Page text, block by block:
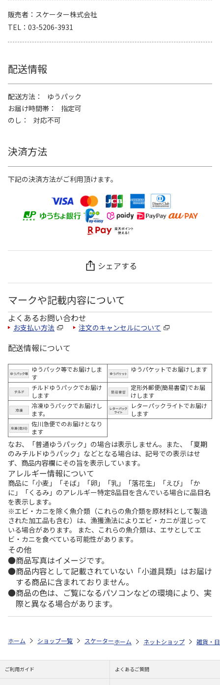
販売者
スケーター株式会社
TEL
03-5206-3931
配送情報
配送方法
ゆうパック
お届け時間帯
指定可
のし
対応不可
決済方法
下記の決済方法がご利用頂けます。
シェアする
マークや記載内容について
よくあるお問い合わせ
お支払い方法 注文のキャンセルについて
配送情報について
ゆうパック等でお届けしま
す
ゆうパケットでお届けします
チルドゆうパックでお届け
します
定形外郵便(簡易書留)でお届
けします
冷凍ゆうパックでお届けし
ます。
レターパックライトでお届け
します
佐川急便でのお届けとなり
ます
なお、「普通ゆうパック」の場合は表示しません。また、「夏期
のみチルドゆうパック」などとなる場合は、記号での表示はせ
ず、商品内容欄にその旨を表示しています。
アレルギー情報について
商品に「小麦」「そば」「卵」「乳」「落花生」「えび」「か
に」「くるみ」のアレルギー特定8品目を含んでいる場合に品目名
を表示します。
※エビ・カニを除く魚介類（これらの魚介類を原材料として製造
された加工品も含む）は、漁獲漁法によりエビ・カニが混じって
いる場合があります。 また、これらの魚介類は、エサとしてエ
ビ・カニを食べている可能性があります。
その他
商品写真はイメージです。
商品内容として記載されていない「小道具類」はお届け
する商品に含まれておりません。
商品の色は、ご覧になるパソコンなどの環境により、実
際と異なる場合があります。
ホーム ショップ一覧 スケーター ワンプッシュダイレクトボトル カ
ホーム ネットショップ 雑貨・
ご利用ガイド よくあるご質問